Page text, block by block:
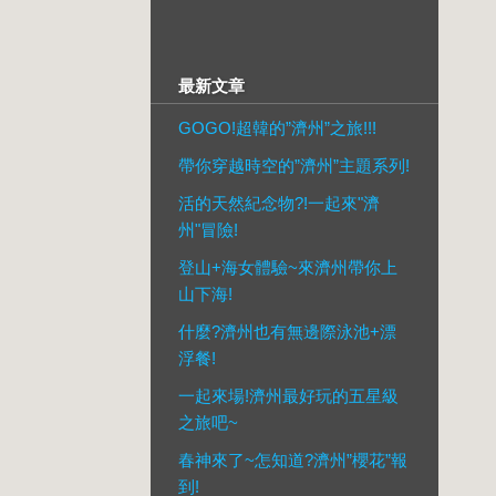
最新文章
GOGO!超韓的”濟州”之旅!!!
帶你穿越時空的”濟州”主題系列!
活的天然紀念物?!一起來"濟
州"冒險!
登山+海女體驗~來濟州帶你上
山下海!
什麼?濟州也有無邊際泳池+漂
浮餐!
一起來場!濟州最好玩的五星級
之旅吧~
春神來了~怎知道?濟州”櫻花”報
到!